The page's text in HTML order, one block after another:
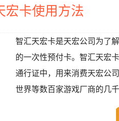
宏卡使用方法
智汇天宏卡是天宏公司为了
的一次性预付卡。智汇天宏
通行证中，用来消费天宏公
世界等数百家游戏厂商的几